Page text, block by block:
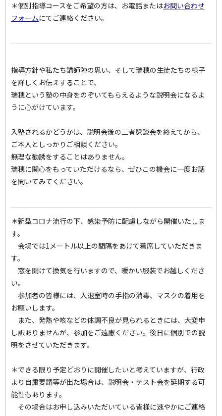
＊個別指導コースをご希望の方は、お電話またはお問い合わせ
フォームにてご連絡ください。
指導方針や私たち講師陣の思い、そして瑞穂の生徒たちの様子
を詳しくお伝えすることで、
瑞穂という塾の中身をのぞいてもらえるような説明会になるよ
うに心がけています。
入塾されるかどうかは、説明会後の三者懇談会を終えてから、
ご本人としっかりご相談ください。
無理な勧誘をすることはありません。
瑞穂に関心をもっていただけるなら、ぜひこの機会に一度お話
を聞いてみてください。
＊新型コロナ流行の下、感染予防に配慮しながら開催いたしま
す。
会場では1メートル以上の間隔をあけて着席していただきま
す。
窓を開けて換気を行いますので、暖かい服装でお越しくださ
い。
参加者の皆様には、入退室時の手指の消毒、マスクの着用を
お願いします。
また、発熱や咳などの体調不良が見られるときには、大変申
し訳ありませんが、参加をご遠慮ください。後日に個別での説
明をさせていただきます。
＊できる限り予定どおりに開催したいと考えていますが、行政
より自粛要請等が出た場合は、説明会・テスト会を延期する可
能性もあります。
その場合はお申し込みいただいている皆様に速やかにご連絡